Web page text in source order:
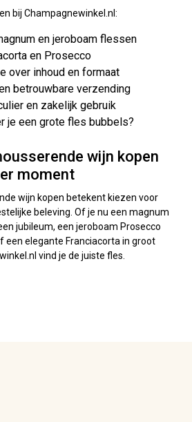
bij Champagnewinkel.nl:
en jeroboam flessen
en Prosecco
over inhoud en formaat
betrouwbare verzending
en zakelijk gebruik
je een grote fles bubbels?
wijn kopen
moment
wijn kopen betekent kiezen voor
beleving. Of je nu een magnum
jubileum, een jeroboam Prosecco
een elegante Franciacorta in groot
vind je de juiste fles.